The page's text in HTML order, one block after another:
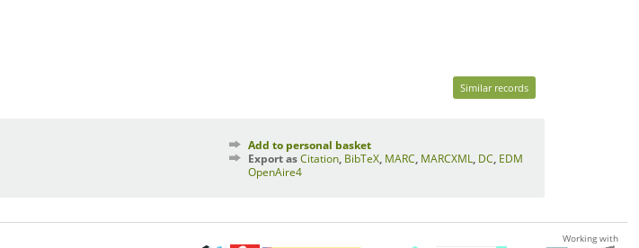
Similar records
Add to personal basket
Export asCitation BibTeX MARC MARCXML DC EDM
OpenAire4
Working with